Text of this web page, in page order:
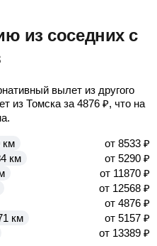
из соседних с
вылет из другого
из Томска за 4876 ₽, что на
км от 8533 ₽
км от 5290 ₽
от 11870 ₽
от 12568 ₽
от 4876 ₽
км от 5157 ₽
от 13389 ₽